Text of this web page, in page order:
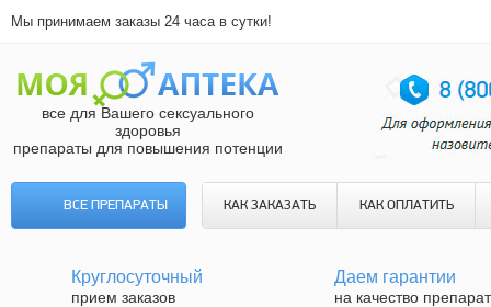
Мы принимаем заказы 24 часа в сутки!
все для Вашего сексуального
здоровья
препараты для повышения потенции
ВСЕ ПРЕПАРАТЫ КАК ЗАКАЗАТЬ КАК ОПЛАТИТЬ
Круглосуточный
прием заказов
Даем гарантии
на качество